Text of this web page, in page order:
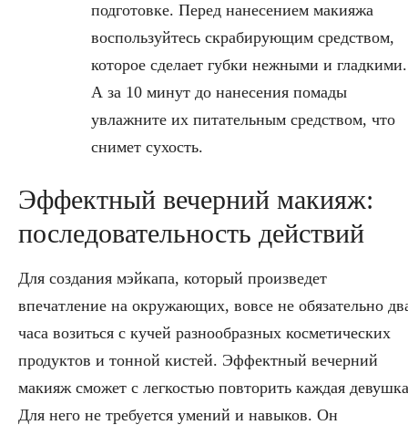
подготовке. Перед нанесением макияжа
воспользуйтесь скрабирующим средством,
которое сделает губки нежными и гладкими.
А за 10 минут до нанесения помады
увлажните их питательным средством, что
снимет сухость.
Эффектный вечерний макияж:
последовательность действий
Для создания мэйкапа, который произведет
впечатление на окружающих, вовсе не обязательно
часа возиться с кучей разнообразных косметических
продуктов и тонной кистей. Эффектный вечерний
макияж сможет с легкостью повторить каждая
Для него не требуется умений и навыков. Он